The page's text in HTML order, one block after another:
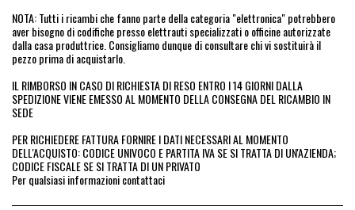
NOTA: Tutti i ricambi che fanno parte della categoria "elettronica" potrebbero
aver bisogno di codifiche presso elettrauti specializzati o officine autorizzate
dalla casa produttrice. Consigliamo dunque di consultare chi vi sostituirà il
pezzo prima di acquistarlo.
IL RIMBORSO IN CASO DI RICHIESTA DI RESO ENTRO I 14 GIORNI DALLA
SPEDIZIONE VIENE EMESSO AL MOMENTO DELLA CONSEGNA DEL RICAMBIO IN
SEDE
PER RICHIEDERE FATTURA FORNIRE I DATI NECESSARI AL MOMENTO
DELL'ACQUISTO: CODICE UNIVOCO E PARTITA IVA SE SI TRATTA DI UN'AZIENDA;
CODICE FISCALE SE SI TRATTA DI UN PRIVATO
Per qualsiasi informazioni contattaci